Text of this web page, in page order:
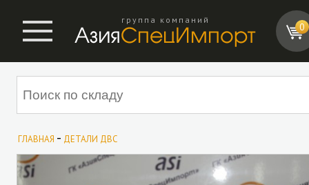
0
группа компаний
ГЛАВНАЯ - ДЕТАЛИ ДВС